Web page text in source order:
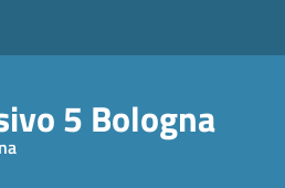
5 Bologna